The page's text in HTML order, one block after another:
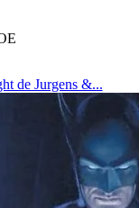
de Jurgens &...